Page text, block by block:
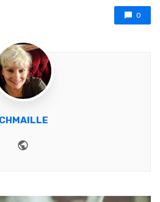
0
CHMAILLE